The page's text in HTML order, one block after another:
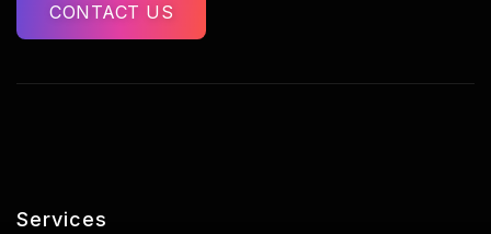
CONTACT US
Services